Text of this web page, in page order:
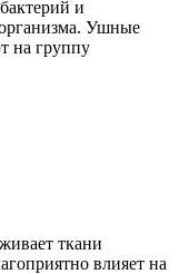
и
Ушные
на группу
ткани
влияет на